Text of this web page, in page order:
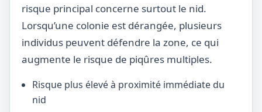
risque principal concerne surtout le nid.
Lorsqu’une colonie est dérangée, plusieurs
individus peuvent défendre la zone, ce qui
augmente le risque de piqûres multiples.
Risque plus élevé à proximité immédiate du
nid